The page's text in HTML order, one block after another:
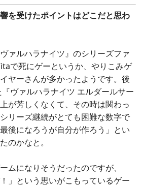
受けたポイントはどこだと思わ
ァルハラナイツ』のシリーズファ
で死にゲーというか、やりこみゲ
ヤーさんが多かったようです。後
ヴァルハラナイツ エルダールサー
が芳しくなくて、その時は関わっ
リーズ継続がとても困難な数字で
後になろうが自分が作ろう」とい
のかなと。
ムになりそうだったのですが、
」という思いがこもっているゲー